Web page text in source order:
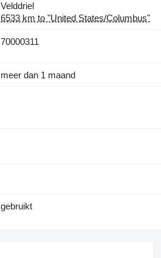
Velddriel
6533 km to "United States/Columbus"
70000311
meer dan 1 maand
gebruikt